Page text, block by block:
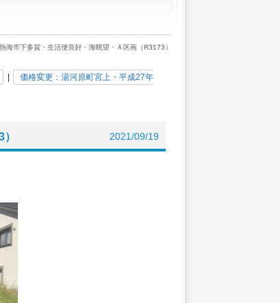
海市下多賀・生活便良好・海眺望・Ａ区画（R3173）
価格変更：湯河原町宮上・平成27年
2021/09/19